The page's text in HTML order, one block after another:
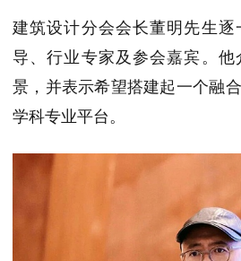
建筑设计分会会长董明先生逐
导、行业专家及参会嘉宾。
景，并表示希望搭建起一个融
学科专业平台。